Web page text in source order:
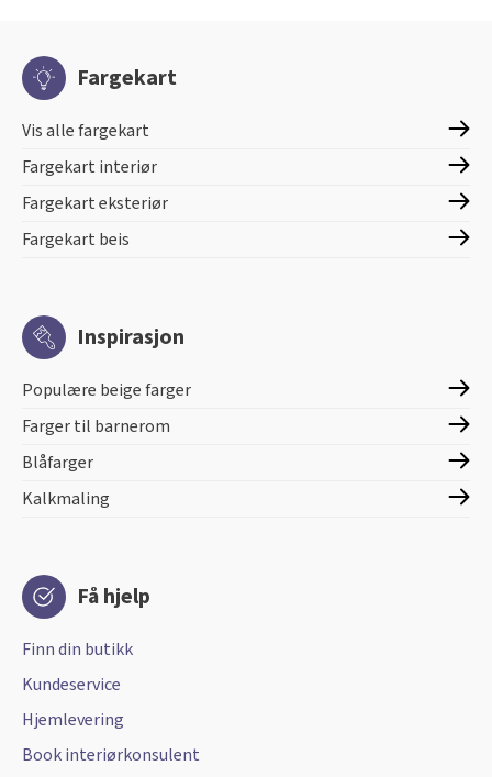
Fargekart
Vis alle fargekart
Fargekart interiør
Fargekart eksteriør
Fargekart beis
Inspirasjon
Populære beige farger
Farger til barnerom
Blåfarger
Kalkmaling
Få hjelp
Finn din butikk
Kundeservice
Hjemlevering
Book interiørkonsulent